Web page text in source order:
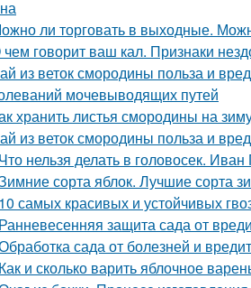
ли торговать в выходные.
говорит ваш кал. Признаки
из веток смородины польза и
мочевыводящих путей
хранить листья смородины на
из веток смородины польза и
Что нельзя делать в головосек.
сорта яблок. Лучшие сорта
10 самых красивых и устойчивых
Ранневесенняя защита сада от
сада от болезней и
Как и сколько варить яблочное